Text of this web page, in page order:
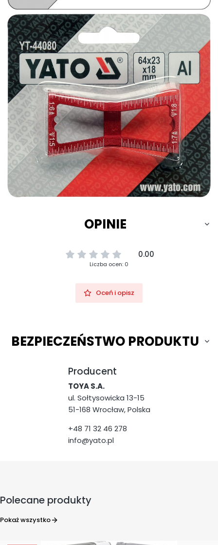
OPINIE
0.00
Liczba ocen: 0
Oceń i opisz
BEZPIECZEŃSTWO PRODUKTU
Producent
TOYA S.A.
ul. Sołtysowicka 13-15
51-168 Wrocław, Polska
+48 71 32 46 278
info@yato.pl
Polecane produkty
Pokaż wszystko